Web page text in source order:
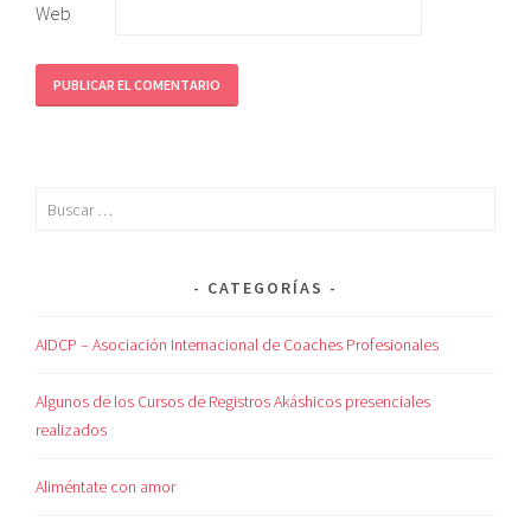
Web
CATEGORÍAS
AIDCP – Asociación Internacional de Coaches Profesionales
Algunos de los Cursos de Registros Akáshicos presenciales
realizados
Aliméntate con amor